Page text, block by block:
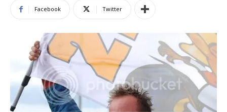
Facebook Twitter